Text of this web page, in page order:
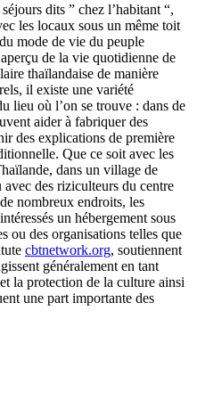
dits ” chez l’habitant “,
les locaux sous un même toit
mode de vie du peuple
de la vie quotidienne de
thaïlandaise de manière
il existe une variété
lieu où l’on se trouve : dans de
aider à fabriquer des
des explications de première
Que ce soit avec les
dans un village de
des riziculteurs du centre
nombreux endroits, les
un hébergement sous
ou des organisations telles que
cbtnetwork.org, soutiennent
généralement en tant
la protection de la culture ainsi
une part importante des